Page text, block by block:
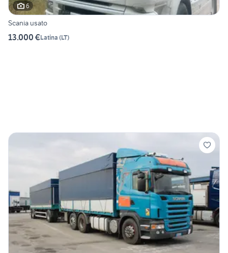
6
Scania usato
13.000 €Latina (LT)